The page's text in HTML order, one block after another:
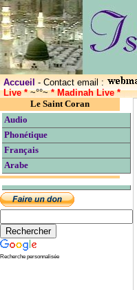
Accueil- Contact email :
Live *~°°~* Madinah Live *
Le Saint Coran
Audio
Phonétique
Français
Arabe
Recherche personnalisée